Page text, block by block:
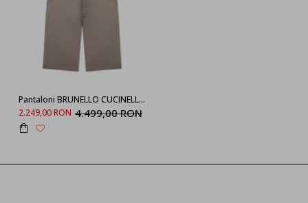
Pantaloni BRUNELLO CUCINELLI, Short Pants, Cotton, Grey
2.249,00 RON 4.499,00 RON